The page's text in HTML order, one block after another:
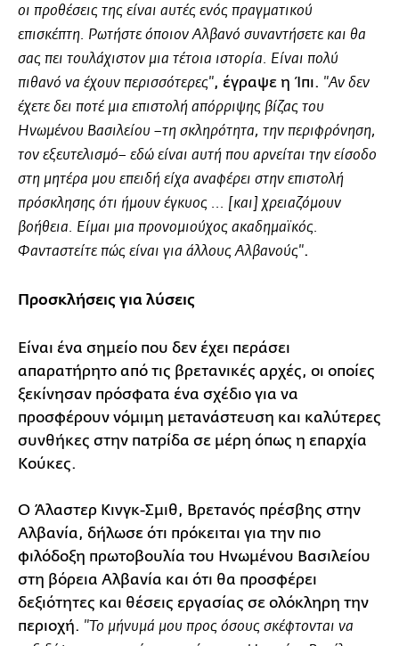
οι προθέσεις της είναι αυτές ενός πραγματικού
επισκέπτη. Ρωτήστε όποιον Αλβανό συναντήσετε και θα
σας πει τουλάχιστον μια τέτοια ιστορία. Είναι πολύ
πιθανό να έχουν περισσότερες", έγραψε η Ίπι. "Αν δεν
έχετε δει ποτέ μια επιστολή απόρριψης βίζας του
Ηνωμένου Βασιλείου –τη σκληρότητα, την περιφρόνηση,
τον εξευτελισμό– εδώ είναι αυτή που αρνείται την είσοδο
στη μητέρα μου επειδή είχα αναφέρει στην επιστολή
πρόσκλησης ότι ήμουν έγκυος ... [και] χρειαζόμουν
βοήθεια. Είμαι μια προνομιούχος ακαδημαϊκός.
Φανταστείτε πώς είναι για άλλους Αλβανούς".
Προσκλήσεις για λύσεις
Είναι ένα σημείο που δεν έχει περάσει
απαρατήρητο από τις βρετανικές αρχές, οι οποίες
ξεκίνησαν πρόσφατα ένα σχέδιο για να
προσφέρουν νόμιμη μετανάστευση και καλύτερες
συνθήκες στην πατρίδα σε μέρη όπως η επαρχία
Κούκες.
Ο Άλαστερ Κινγκ-Σμιθ, Βρετανός πρέσβης στην
Αλβανία, δήλωσε ότι πρόκειται για την πιο
φιλόδοξη πρωτοβουλία του Ηνωμένου Βασιλείου
στη βόρεια Αλβανία και ότι θα προσφέρει
δεξιότητες και θέσεις εργασίας σε ολόκληρη την
περιοχή. "Το μήνυμά μου προς όσους σκέφτονται να